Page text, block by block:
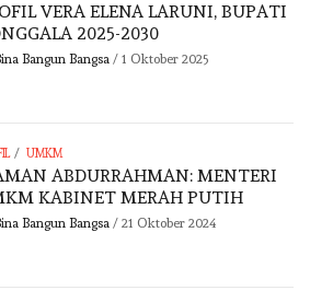
VERA ELENA LARUNI, BUPATI
2025-2030
Bangun Bangsa/ 1 Oktober 2025
/ UMKM
ABDURRAHMAN: MENTERI
KABINET MERAH PUTIH
Bangun Bangsa/ 21 Oktober 2024